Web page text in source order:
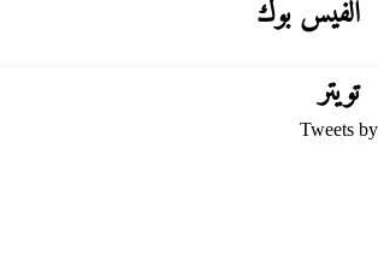
الفيس بوك
تويتر
Tweets by